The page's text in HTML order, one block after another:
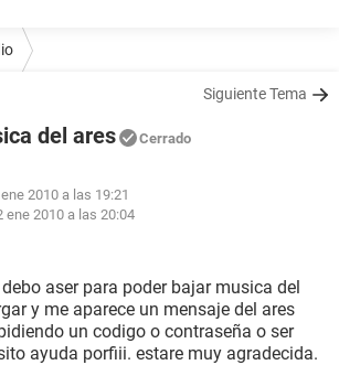
Siguiente Tema
del ares Cerrado
2010 a las 19:21
ene 2010 a las 20:04
aser para poder bajar musica del
y me aparece un mensaje del ares
un codigo o contraseña o ser
ayuda porfiii. estare muy agradecida.